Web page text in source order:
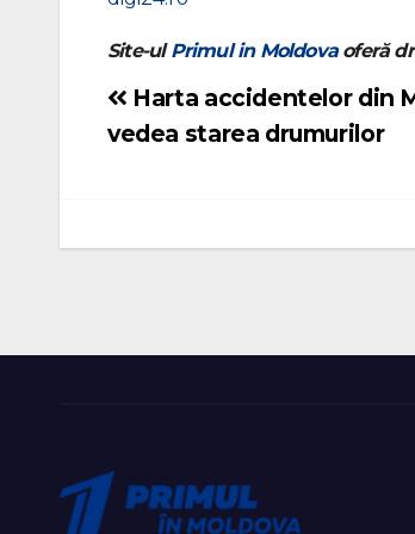
Site-ulPrimul in Moldovaoferă
Navigare
în
Harta accidentelor din
vedea starea drumurilor